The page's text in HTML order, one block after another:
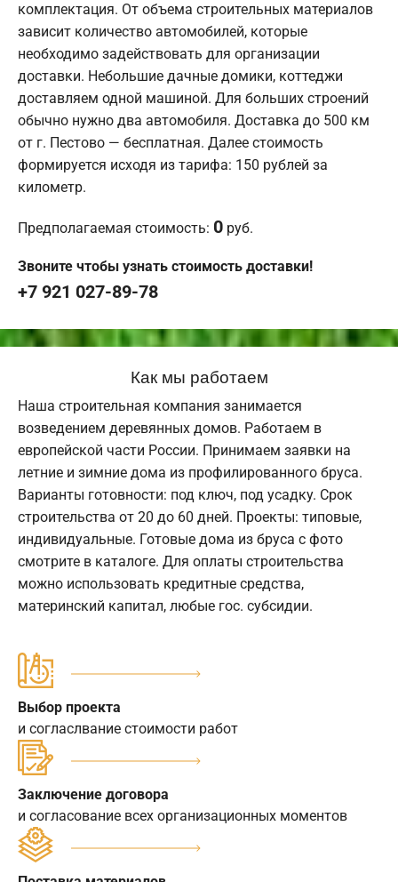
комплектация. От объема строительных материалов
зависит количество автомобилей, которые
необходимо задействовать для организации
доставки. Небольшие дачные домики, коттеджи
доставляем одной машиной. Для больших строений
обычно нужно два автомобиля. Доставка до 500 км
от г. Пестово — бесплатная. Далее стоимость
формируется исходя из тарифа: 150 рублей за
километр.
Предполагаемая стоимость: 0 руб.
Звоните чтобы узнать стоимость доставки!
+7 921 027-89-78
Как мы работаем
Наша строительная компания занимается
возведением деревянных домов. Работаем в
европейской части России. Принимаем заявки на
летние и зимние дома из профилированного бруса.
Варианты готовности: под ключ, под усадку. Срок
строительства от 20 до 60 дней. Проекты: типовые,
индивидуальные. Готовые дома из бруса с фото
смотрите в каталоге. Для оплаты строительства
можно использовать кредитные средства,
материнский капитал, любые гос. субсидии.
Выбор проекта
и согласлвание стоимости работ
Заключение договора
и согласование всех организационных моментов